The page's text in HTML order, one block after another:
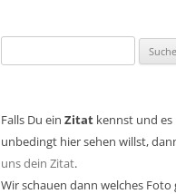
nach:
Falls Du ein Zitat kennst und es
unbedingt hier sehen willst,
uns dein Zitat.
Wir schauen dann welches Foto